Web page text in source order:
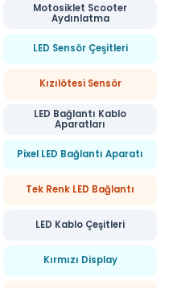
Motosiklet Scooter
Aydınlatma
LED Sensör Çeşitleri
Kızılötesi Sensör
LED Bağlantı Kablo
Aparatları
Pixel LED Bağlantı Aparatı
Tek Renk LED Bağlantı
LED Kablo Çeşitleri
Kırmızı Display